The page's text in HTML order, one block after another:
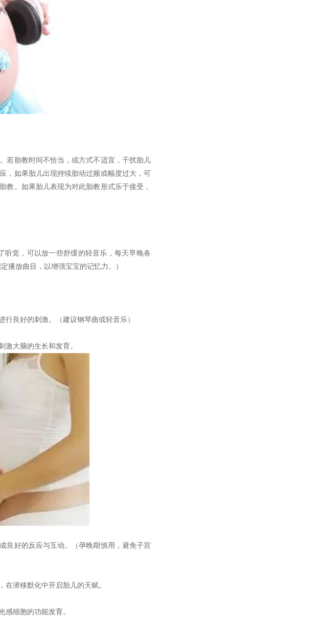
胎教时间不恰当，或方式不适宜，干扰胎儿
，如果胎儿出现持续胎动过频或幅度过大，可
教。如果胎儿表现为对此胎教形式乐于接受，
听觉，可以放一些舒缓的轻音乐，每天早晚各
播放曲目，以增强宝宝的记忆力。）
良好的刺激。（建议钢琴曲或轻音乐）
激大脑的生长和发育。
良好的反应与互动。（孕晚期慎用，避免子宫
潜移默化中开启胎儿的天赋。
感细胞的功能发育。